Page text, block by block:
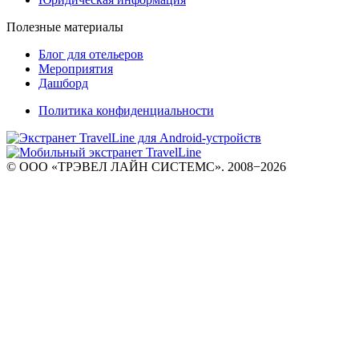
Полезные материалы
Блог для отельеров
Мероприятия
Дашборд
Политика конфиденциальности
© ООО «ТРЭВЕЛ ЛАЙН СИСТЕМС». 2008−2026